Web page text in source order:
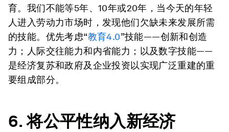
育。我们不能等5年、10年或20年，当今天的年轻
人进入劳动力市场时，发现他们欠缺未来发展所需
的技能。优先考虑“教育4.0”技能——创新和创造
力；人际交往能力和内省能力；以及数字技能——
是经济复苏和政府及企业投资以实现广泛重建的重
要组成部分。
6. 将公平性纳入新经济